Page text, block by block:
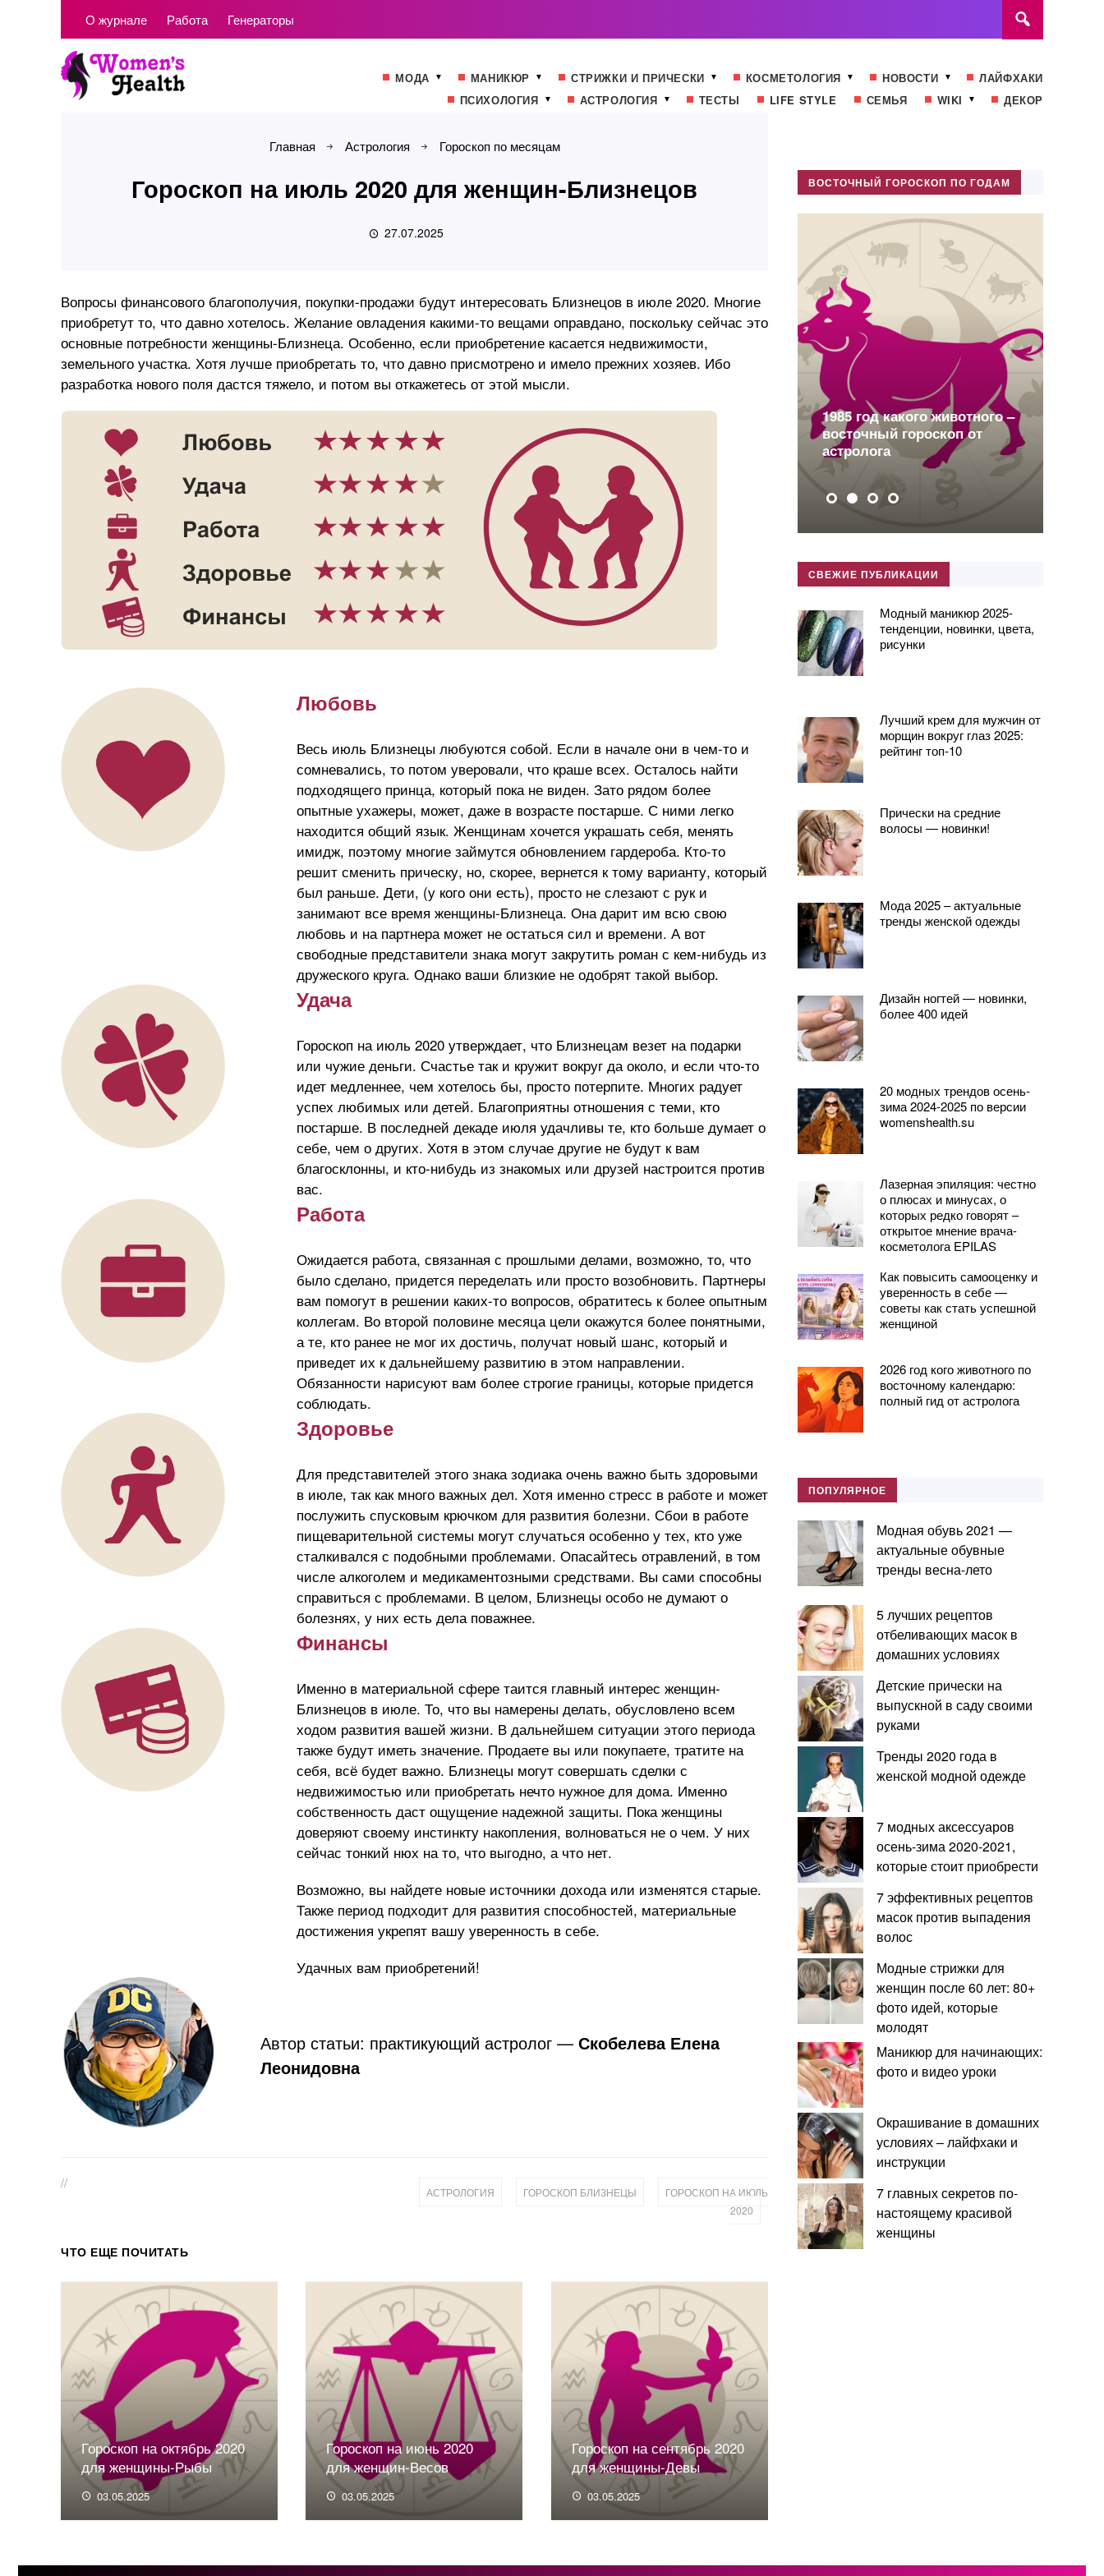
О журнале Работа Генераторы
МОДА МАНИКЮР СТРИЖКИ И ПРИЧЕСКИ КОСМЕТОЛОГИЯ НОВОСТИ
ЛАЙФХАКИ
ПСИХОЛОГИЯ
АСТРОЛОГИЯ ТЕСТЫ LIFE STYLE СЕМЬЯ WIKI ДЕКОР
Главная Астрология Гороскоп по месяцам
Гороскоп на июль 2020 для женщин-Близнецов
27.07.2025
Вопросы финансового благополучия, покупки-продажи будут интересовать Близнецов в июле 2020. Многие
приобретут то, что давно хотелось. Желание овладения какими-то вещами оправдано, поскольку сейчас это
основные потребности женщины-Близнеца. Особенно, если приобретение касается недвижимости,
земельного участка. Хотя лучше приобретать то, что давно присмотрено и имело прежних хозяев. Ибо
разработка нового поля дастся тяжело, и потом вы откажетесь от этой мысли.
Любовь
Весь июль Близнецы любуются собой. Если в начале они в чем-то и
сомневались, то потом уверовали, что краше всех. Осталось найти
подходящего принца, который пока не виден. Зато рядом более
опытные ухажеры, может, даже в возрасте постарше. С ними легко
находится общий язык. Женщинам хочется украшать себя, менять
имидж, поэтому многие займутся обновлением гардероба. Кто-то
решит сменить прическу, но, скорее, вернется к тому варианту, который
был раньше. Дети, (у кого они есть), просто не слезают с рук и
занимают все время женщины-Близнеца. Она дарит им всю свою
любовь и на партнера может не остаться сил и времени. А вот
свободные представители знака могут закрутить роман с кем-нибудь из
дружеского круга. Однако ваши близкие не одобрят такой выбор.
Удача
Гороскоп на июль 2020 утверждает, что Близнецам везет на подарки
или чужие деньги. Счастье так и кружит вокруг да около, и если что-то
идет медленнее, чем хотелось бы, просто потерпите. Многих радует
успех любимых или детей. Благоприятны отношения с теми, кто
постарше. В последней декаде июля удачливы те, кто больше думает о
себе, чем о других. Хотя в этом случае другие не будут к вам
благосклонны, и кто-нибудь из знакомых или друзей настроится против
вас.
Работа
Ожидается работа, связанная с прошлыми делами, возможно, то, что
было сделано, придется переделать или просто возобновить. Партнеры
вам помогут в решении каких-то вопросов, обратитесь к более опытным
коллегам. Во второй половине месяца цели окажутся более понятными,
а те, кто ранее не мог их достичь, получат новый шанс, который и
приведет их к дальнейшему развитию в этом направлении.
Обязанности нарисуют вам более строгие границы, которые придется
соблюдать.
Здоровье
Для представителей этого знака зодиака очень важно быть здоровыми
в июле, так как много важных дел. Хотя именно стресс в работе и может
послужить спусковым крючком для развития болезни. Сбои в работе
пищеварительной системы могут случаться особенно у тех, кто уже
сталкивался с подобными проблемами. Опасайтесь отравлений, в том
числе алкоголем и медикаментозными средствами. Вы сами способны
справиться с проблемами. В целом, Близнецы особо не думают о
болезнях, у них есть дела поважнее.
Финансы
Именно в материальной сфере таится главный интерес женщин-
Близнецов в июле. То, что вы намерены делать, обусловлено всем
ходом развития вашей жизни. В дальнейшем ситуации этого периода
также будут иметь значение. Продаете вы или покупаете, тратите на
себя, всё будет важно. Близнецы могут совершать сделки с
недвижимостью или приобретать нечто нужное для дома. Именно
собственность даст ощущение надежной защиты. Пока женщины
доверяют своему инстинкту накопления, волноваться не о чем. У них
сейчас тонкий нюх на то, что выгодно, а что нет.
Возможно, вы найдете новые источники дохода или изменятся старые.
Также период подходит для развития способностей, материальные
достижения укрепят вашу уверенность в себе.
Удачных вам приобретений!
Автор статьи: практикующий астролог —Скобелева Елена
Леонидовна
//
АСТРОЛОГИЯ ГОРОСКОП БЛИЗНЕЦЫ
ГОРОСКОП НА ИЮЛЬ
2020
ЧТО ЕЩЕ ПОЧИТАТЬ
Гороскоп на октябрь 2020
для женщины-Рыбы
03.05.2025
Гороскоп на июнь 2020
для женщин-Весов
03.05.2025
Гороскоп на сентябрь 2020
для женщины-Девы
03.05.2025
ВОСТОЧНЫЙ ГОРОСКОП ПО ГОДАМ
2017 год какого животного
по китайскому гороскопу?
2018 год какого животного
— гороскоп от астролога
2026 год кого животного по
восточному календарю:
полный гид от астролога
1985 год какого животного –
восточный гороскоп от
астролога
СВЕЖИЕ ПУБЛИКАЦИИ
Модный маникюр 2025-
тенденции, новинки, цвета,
рисунки
Лучший крем для мужчин от
морщин вокруг глаз 2025:
рейтинг топ-10
Прически на средние
волосы — новинки!
Мода 2025 – актуальные
тренды женской одежды
Дизайн ногтей — новинки,
более 400 идей
20 модных трендов осень-
зима 2024-2025 по версии
womenshealth.su
Лазерная эпиляция: честно
о плюсах и минусах, о
которых редко говорят –
открытое мнение врача-
косметолога EPILAS
Как повысить самооценку и
уверенность в себе —
советы как стать успешной
женщиной
2026 год кого животного по
восточному календарю:
полный гид от астролога
ПОПУЛЯРНОЕ
Модная обувь 2021 —
актуальные обувные
тренды весна-лето
5 лучших рецептов
отбеливающих масок в
домашних условиях
Детские прически на
выпускной в саду своими
руками
Тренды 2020 года в
женской модной одежде
7 модных аксессуаров
осень-зима 2020-2021,
которые стоит приобрести
7 эффективных рецептов
масок против выпадения
волос
Модные стрижки для
женщин после 60 лет: 80+
фото идей, которые
молодят
Маникюр для начинающих:
фото и видео уроки
Окрашивание в домашних
условиях – лайфхаки и
инструкции
7 главных секретов по-
настоящему красивой
женщины